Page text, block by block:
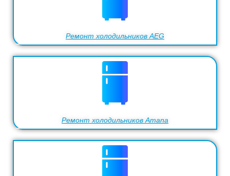
Ремонт холодильников AEG
Ремонт холодильников Amana